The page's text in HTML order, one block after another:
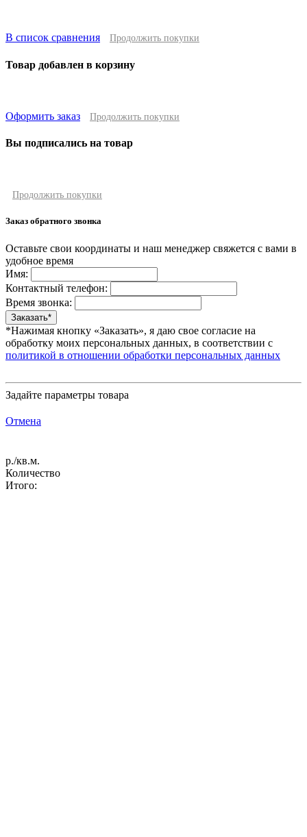
В список сравнения Продолжить покупки
Товар добавлен в корзину
Оформить заказ Продолжить покупки
Вы подписались на товар
Продолжить покупки
Заказ обратного звонка
Оставьте свои координаты и наш менеджер свяжется с вами в
удобное время
Имя:
Контактный телефон:
Время звонка:
*Нажимая кнопку «Заказать», я даю свое согласие на
обработку моих персональных данных, в соответствии с
политикой в отношении обработки персональных данных
Задайте параметры товара
Отмена
р./кв.м.
Количество
Итого: